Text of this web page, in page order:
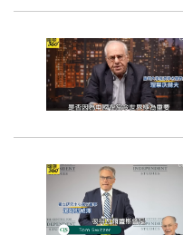
正能量
餐飲美食
法制/司法/監督